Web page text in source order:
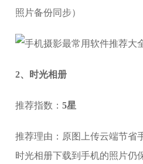
照片备份同步）
2、时光相册
推荐指数：5星
推荐理由：原图上传云端节省
时光相册下载到手机的照片仍